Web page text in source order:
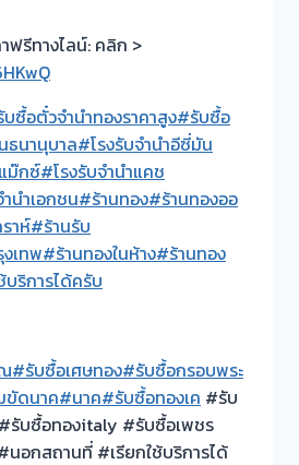
ฟรีทางไลน์: คลิก >
ซื้อตั๋วจำนำทองราคาสูง#รับซื้อ
ธนานุบาล#โรงรับจำนำอีซี่มัน
ม๊กซ์#โรงรับจำนำแคช
นำเอกชน#ร้านทอง#ร้านทองออ
าห์#ร้านรับ
เทพ#ร้านทองในห้าง#ร้านทอง
บริการได้ครับ
#รับซื้อเศษทอง#รับซื้อกรอบพระ
ขัดนาค#นาค#รับซื้อทองเค #รับ
#รับซื้อทองitaly #รับซื้อเพชร
อกสถานที่ #เรียกใช้บริการได้